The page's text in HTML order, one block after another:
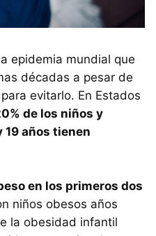
epidemia mundial que
décadas a pesar de
evitarlo. En Estados
de los niños y
años tienen
en los primeros dos
niños obesos años
la obesidad infantil